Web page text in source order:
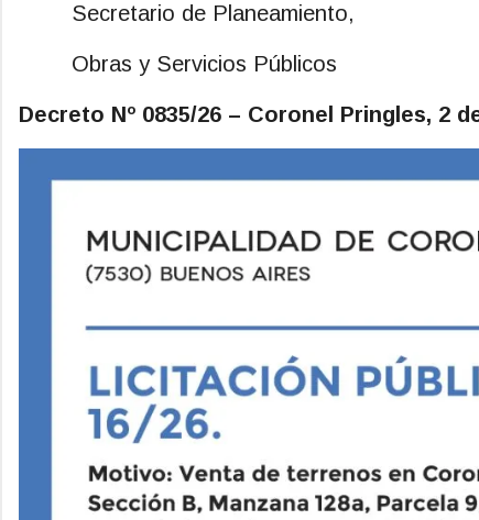
Secretario de
Obras y
Decreto Nº 0835/26 – Coronel Pringles, 2